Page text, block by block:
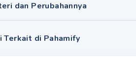
dan Perubahannya
Terkait di Pahamify